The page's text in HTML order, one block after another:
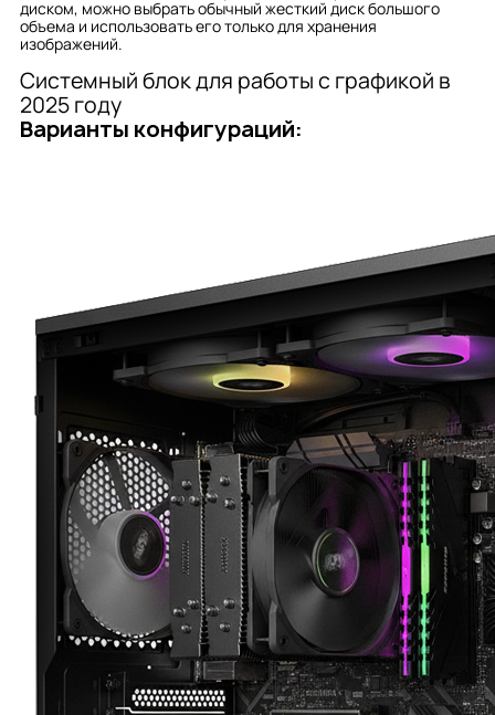
диском, можно выбрать обычный жесткий диск большого
объема и использовать его только для хранения
изображений.
Системный блок для работы с графикой в
2025 году
Варианты конфигураций: